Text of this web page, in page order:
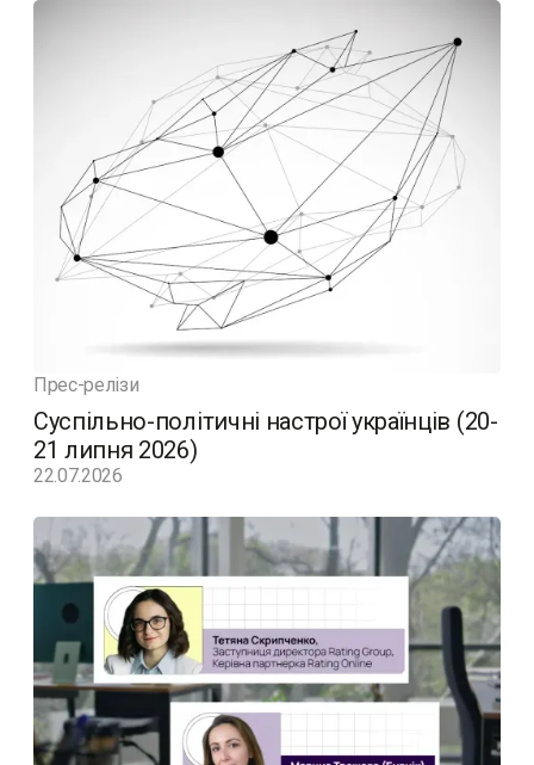
Прес-релізи
Суспільно-політичні настрої українців (20-
21 липня 2026)
22.07.2026